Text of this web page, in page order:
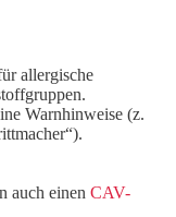
allergische
Warnhinweise (z.
auch einen CAV-